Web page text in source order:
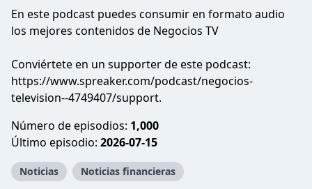
En este podcast puedes consumir en formato audio
los mejores contenidos de Negocios TV
Conviértete en un supporter de este podcast:
https://www.spreaker.com/podcast/negocios-
television--4749407/support.
Número de episodios: 1,000
Último episodio: 2026-07-15
Noticias Noticias financieras